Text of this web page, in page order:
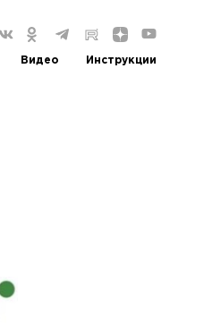
Видео Инструкции